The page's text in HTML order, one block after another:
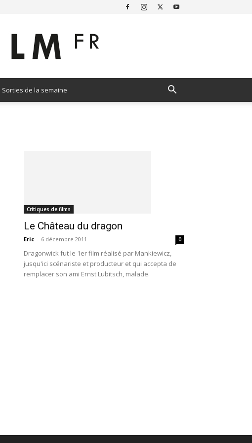
Sorties de la semaine
Critiques de films
Le Château du dragon
Eric - 6 décembre 2011 0
Dragonwick fut le 1er film réalisé par Mankiewicz,
jusqu'ici scénariste et producteur et qui accepta de
remplacer son ami Ernst Lubitsch, malade.